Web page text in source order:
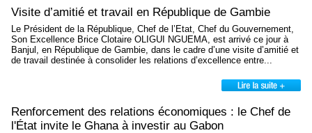
Visite d’amitié et travail en République de Gambie
Le Président de la République, Chef de l’Etat, Chef du Gouvernement,
Son Excellence Brice Clotaire OLIGUI NGUEMA, est arrivé ce jour à
Banjul, en République de Gambie, dans le cadre d’une visite d’amitié et
de travail destinée à consolider les relations d’excellence entre...
Renforcement des relations économiques : le Chef de
l'État invite le Ghana à investir au Gabon